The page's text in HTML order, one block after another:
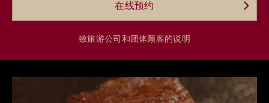
在线预约
致旅游公司和团体顾客的说明